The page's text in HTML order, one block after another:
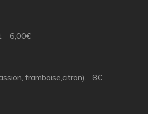
6,00€
framboise,citron). 8€